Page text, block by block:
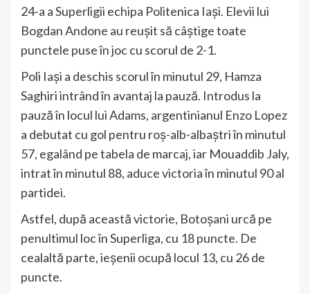
24-a a Superligii echipa Politenica Iași. Elevii lui
Bogdan Andone au reușit să câștige toate
punctele puse în joc cu scorul de 2-1.
Poli Iași a deschis scorul în minutul 29, Hamza
Saghiri intrând în avantaj la pauză. Introdus la
pauză în locul lui Adams, argentinianul Enzo Lopez
a debutat cu gol pentru roș-alb-albaștri în minutul
57, egalând pe tabela de marcaj, iar Mouaddib Jaly,
intrat în minutul 88, aduce victoria în minutul 90 al
partidei.
Astfel, după această victorie, Botoșani urcă pe
penultimul loc în Superliga, cu 18 puncte. De
cealaltă parte, ieșenii ocupă locul 13, cu 26 de
puncte.